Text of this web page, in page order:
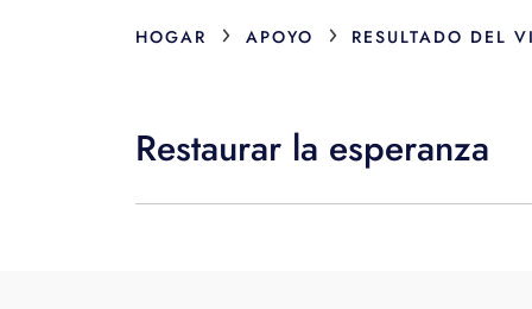
HOGAR › APOYO › RESULTADO DEL
Restaurar la esperanza